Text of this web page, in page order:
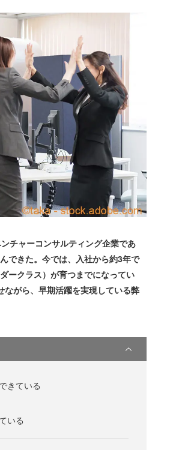
チャーコンサルティング企業であ
できた。今では、入社から約3年で
ークラス）が育つまでになってい
がら、早期活躍を実現している弊
きている
いる